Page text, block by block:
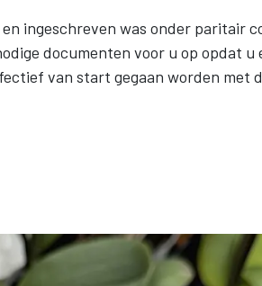
ingeschreven was onder paritair
documenten voor u op opdat u
van start gegaan worden met